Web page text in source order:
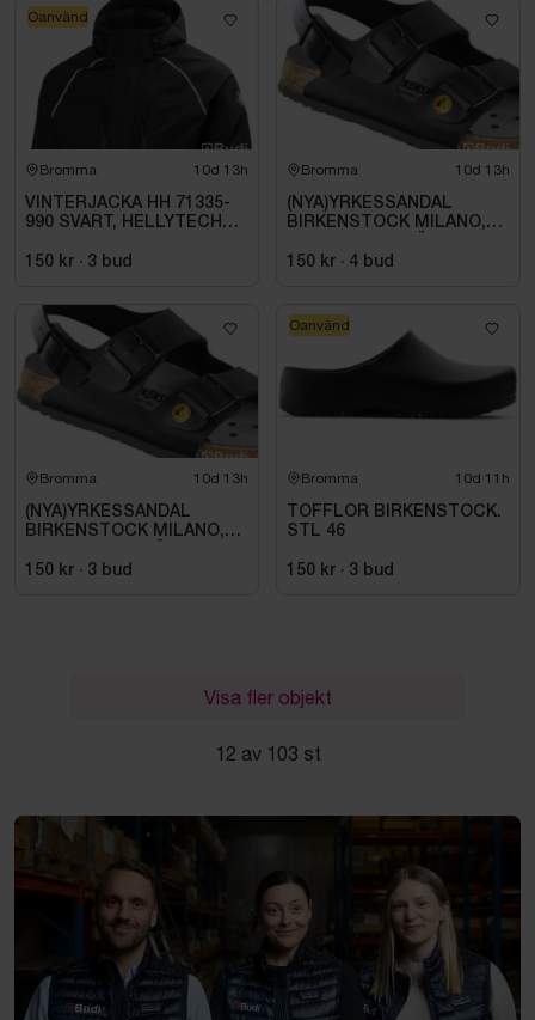
Bromma 10d 13h
VINTERJACKA HH 71335-
990 SVART, HELLYTECH
150 kr · 3 bud
Oanvänd
Bromma 10d 13h
(NYA)YRKESSANDAL
BIRKENSTOCK MILANO,
SVART. STL 42
150 kr · 4 bud
Bromma 10d 13h
(NYA)YRKESSANDAL
BIRKENSTOCK MILANO,
SVART. STL 42
150 kr · 3 bud
Bromma 10d 11h
TOFFLOR BIRKENSTOCK.
STL 46
150 kr · 3 bud
Oanvänd
Visa fler objekt
12 av 103 st